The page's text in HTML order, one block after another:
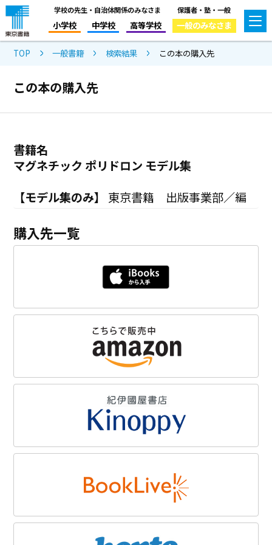
学校の先生・自治体関係のみなさま
小学校 中学校 高等学校
保護者・塾・一般
一般のみなさま
TOP 一般書籍 検索結果 この本の購入先
この本の購入先
書籍名
マグネチック ポリドロン モデル集
【モデル集のみ】
東京書籍 出版事業部／編
購入先一覧